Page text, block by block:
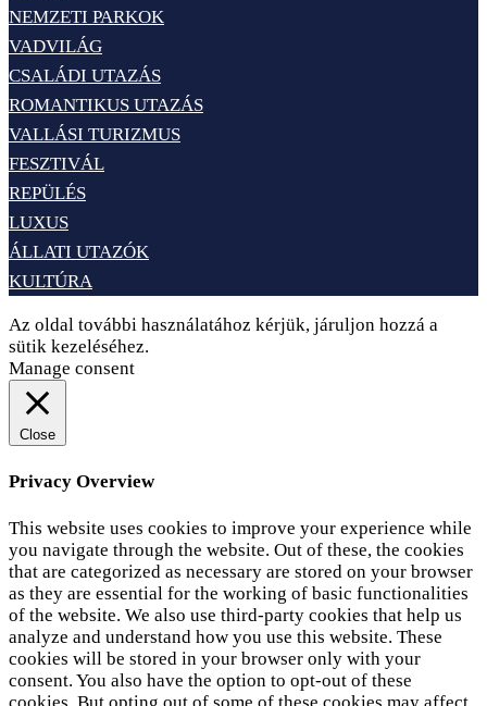
NEMZETI PARKOK
VADVILÁG
CSALÁDI UTAZÁS
ROMANTIKUS UTAZÁS
VALLÁSI TURIZMUS
FESZTIVÁL
REPÜLÉS
LUXUS
ÁLLATI UTAZÓK
KULTÚRA
Az oldal további használatához kérjük, járuljon hozzá a
sütik kezeléséhez.
Manage consent
Close
Privacy Overview
This website uses cookies to improve your experience while
you navigate through the website. Out of these, the cookies
that are categorized as necessary are stored on your browser
as they are essential for the working of basic functionalities
of the website. We also use third-party cookies that help us
analyze and understand how you use this website. These
cookies will be stored in your browser only with your
consent. You also have the option to opt-out of these
cookies. But opting out of some of these cookies may affect